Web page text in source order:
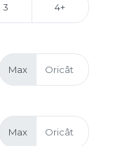
3 4+
Max
Max